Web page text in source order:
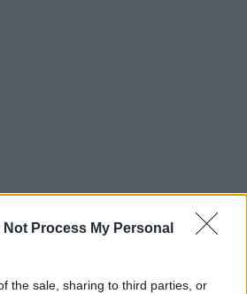
Not Process My Personal
the sale, sharing to third parties, or